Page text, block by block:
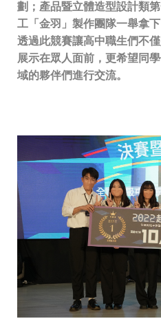
劃；產品暨立體造型設計類
工「金羽」製作團隊一舉拿下
透過此競賽讓高中職生們不
展示在眾人面前，更希望同
域的夥伴們進行交流。